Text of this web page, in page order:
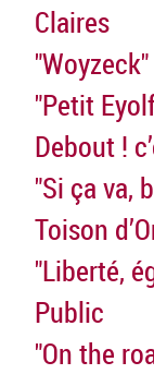
Claires
"Petit
Debout !
"Si ça va,
Toison
"Liberté,
Public
"On the